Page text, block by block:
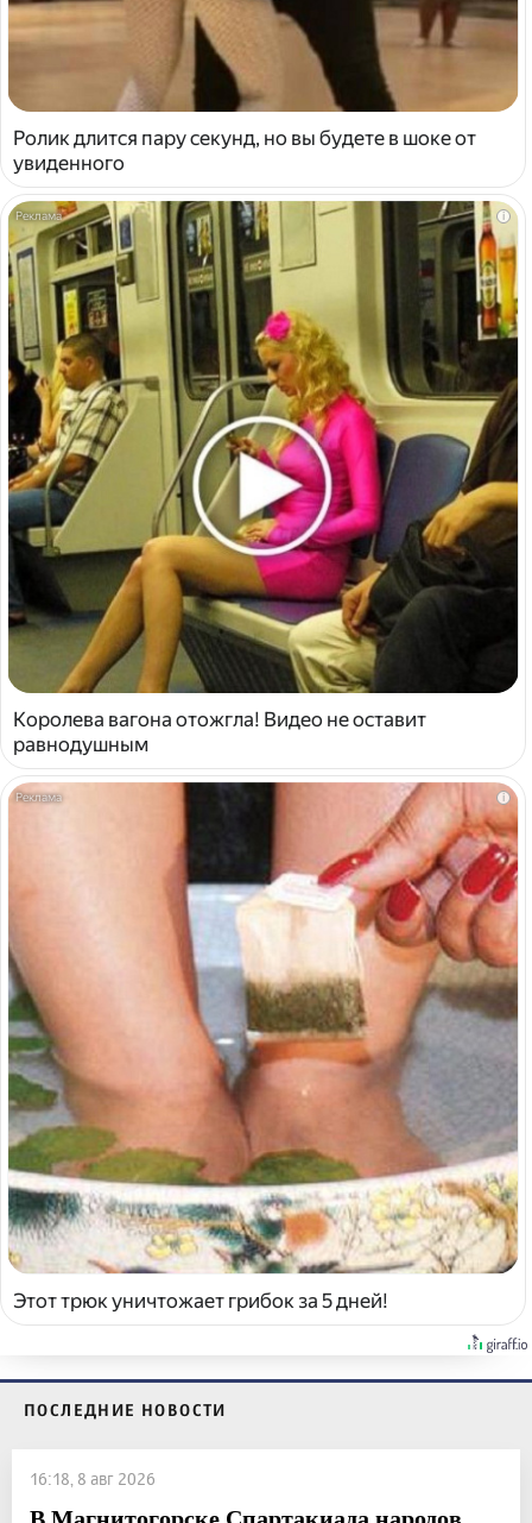
Ролик длится пару секунд, но вы будете в шоке от
увиденного
i
Королева вагона отожгла! Видео не оставит
равнодушным
i
Этот трюк уничтожает грибок за 5 дней!
ПОСЛЕДНИЕ НОВОСТИ
16:18, 8 авг 2026